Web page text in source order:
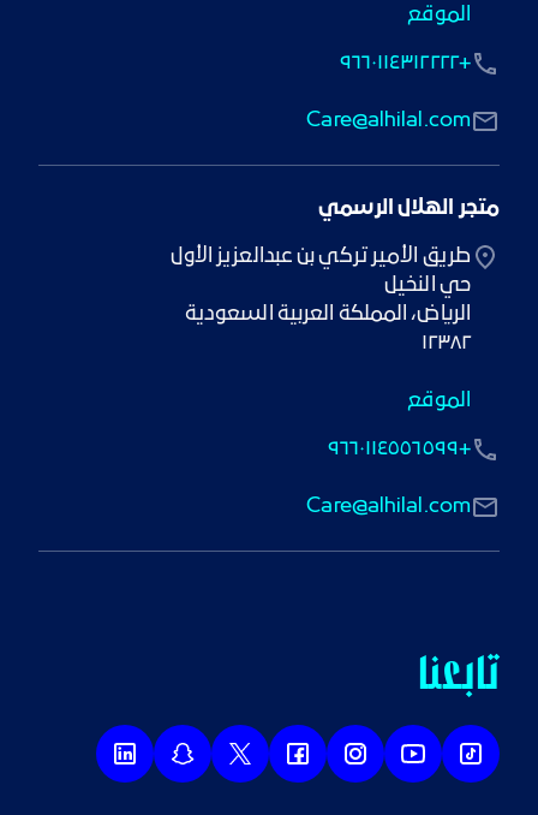
الموقع
Care@alhilal.com
+٩٦٦٠١١٤٣١٢٢٢٢
متجر الهلال الرسمي
حي النخيل
١٢٣٨٢
الموقع
Care@alhilal.com
+٩٦٦٠١١٤٥٥٦٥٩٩
تابعنا